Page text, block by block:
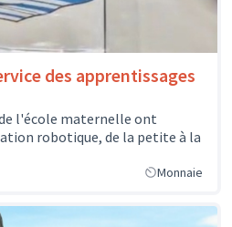
des apprentissages
l'école maternelle ont
robotique, de la petite à la
Monnaie